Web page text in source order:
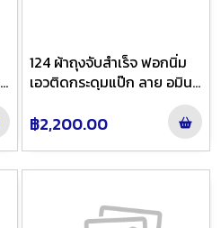
124 ผ้าถุงจับสำเร็จ ฟอกนิ่ม
เอวติดกระดุมแป๊ก ลาย อมิน
฿2,200.00